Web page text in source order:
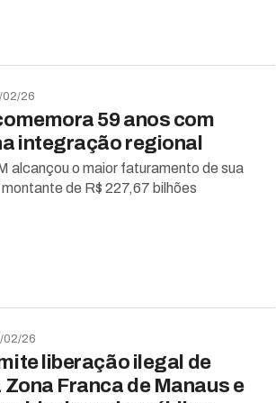
02/26
59 anos com
integração regional
alcançou o maior faturamento de sua
de R$ 227,67 bilhões
02/26
liberação ilegal de
Franca de Manaus e